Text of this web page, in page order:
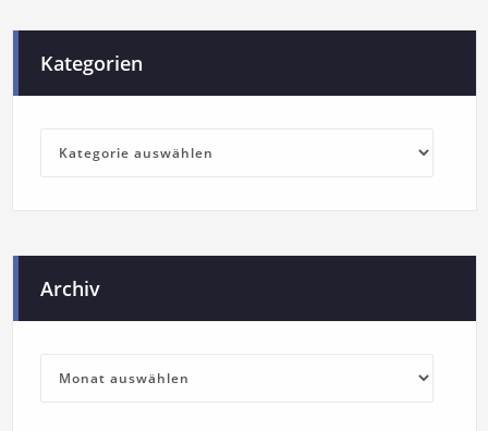
Kategorien
Archiv